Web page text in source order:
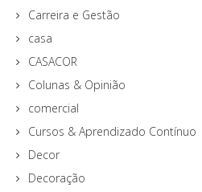
Carreira e Gestão
casa
CASACOR
Colunas & Opinião
comercial
Cursos & Aprendizado Contínuo
Decor
Decoração